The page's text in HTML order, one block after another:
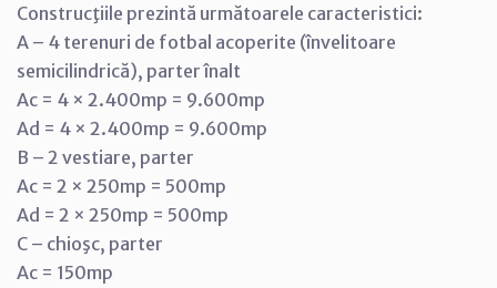
Construcţiile prezintă următoarele caracteristici:
A – 4 terenuri de fotbal acoperite (învelitoare
semicilindrică), parter înalt
Ac = 4 × 2.400mp = 9.600mp
Ad = 4 × 2.400mp = 9.600mp
B – 2 vestiare, parter
Ac = 2 × 250mp = 500mp
Ad = 2 × 250mp = 500mp
C – chioşc, parter
Ac = 150mp